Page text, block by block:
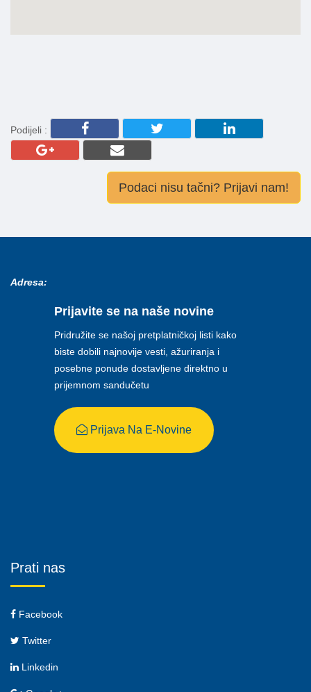
Podijeli :
Podaci nisu tačni? Prijavi nam!
Adresa:
Prijavite se na naše novine
Pridružite se našoj pretplatničkoj listi kako
biste dobili najnovije vesti, ažuriranja i
posebne ponude dostavljene direktno u
prijemnom sandučetu
Prijava Na E-Novine
Prati nas
Facebook
Twitter
Linkedin